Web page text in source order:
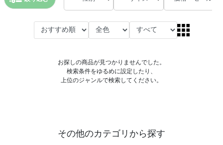
お探しの商品が見つかりませんでした。
検索条件をゆるめに設定したり、
上位のジャンルで検索してください。
その他のカテゴリから探す